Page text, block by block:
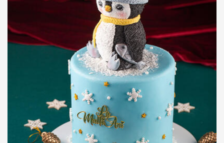
Raw & Vegan
Cakes
Surprises
Topper